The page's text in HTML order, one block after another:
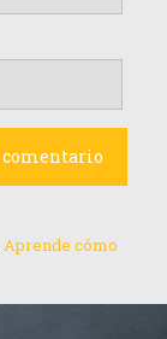
Aprende cómo